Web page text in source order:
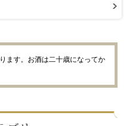
ます。お酒は二十歳になってか